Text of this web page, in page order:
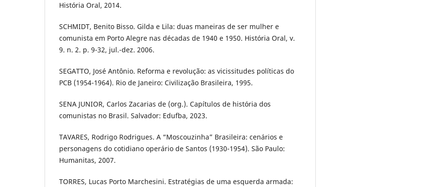
História Oral, 2014.
SCHMIDT, Benito Bisso. Gilda e Lila: duas maneiras de ser mulher e
comunista em Porto Alegre nas décadas de 1940 e 1950. História Oral, v.
9. n. 2. p. 9-32, jul.-dez. 2006.
SEGATTO, José Antônio. Reforma e revolução: as vicissitudes políticas do
PCB (1954-1964). Rio de Janeiro: Civilização Brasileira, 1995.
SENA JUNIOR, Carlos Zacarias de (org.). Capítulos de história dos
comunistas no Brasil. Salvador: Edufba, 2023.
TAVARES, Rodrigo Rodrigues. A “Moscouzinha” Brasileira: cenários e
personagens do cotidiano operário de Santos (1930-1954). São Paulo:
Humanitas, 2007.
TORRES, Lucas Porto Marchesini. Estratégias de uma esquerda armada: